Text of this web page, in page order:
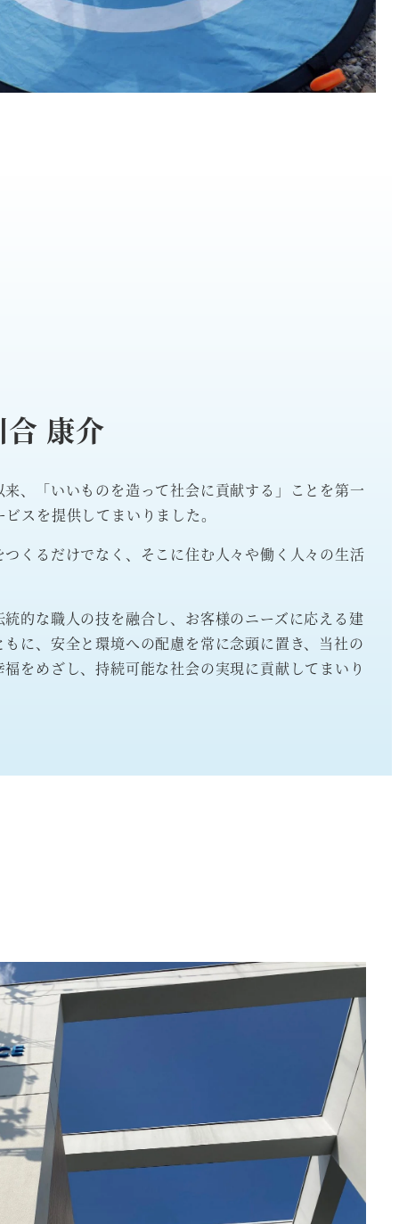
康介
、「いいものを造って社会に貢献する」ことを第一
スを提供してまいりました。
くるだけでなく、そこに住む人々や働く人々の生活
的な職人の技を融合し、お客様のニーズに応える建
に、安全と環境への配慮を常に念頭に置き、当社の
をめざし、持続可能な社会の実現に貢献してまいり